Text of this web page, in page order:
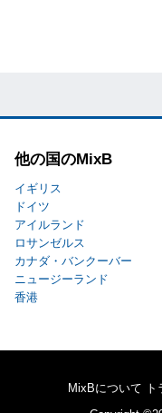
他の国のMixB
イギリス
ドイツ
アイルランド
ロサンゼルス
カナダ・バンクーバー
ニュージーランド
香港
MixBについて